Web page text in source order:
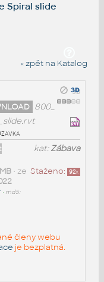
Spiral slide
« zpět na Katalog
800_
kat:Zábava
Staženo: 92x
• ze
• md5:
členy webu
je bezplatná.